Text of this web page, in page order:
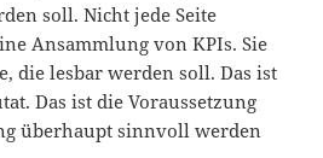
soll. Nicht jede Seite
Ansammlung von KPIs. Sie
die lesbar werden soll. Das ist
Das ist die Voraussetzung
überhaupt sinnvoll werden